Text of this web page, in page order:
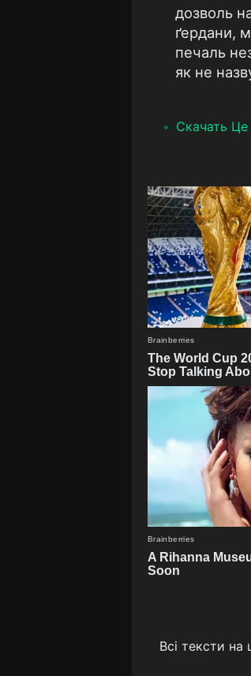
дозволь
ґердани,
печаль
як не
Скачать Це
Всі тексти на